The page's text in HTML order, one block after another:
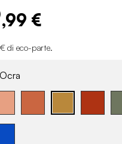
,99 €
di eco-parte.
Ocra